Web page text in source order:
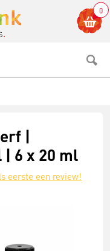
0
|
6 x 20 ml
eerste een review!